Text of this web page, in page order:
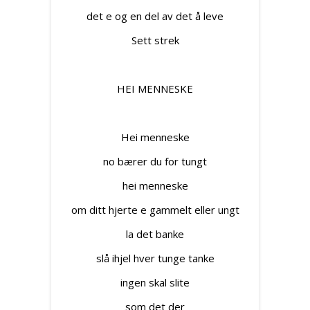
det e og en del av det å leve
Sett strek
HEI MENNESKE
Hei menneske
no bærer du for tungt
hei menneske
om ditt hjerte e gammelt eller ungt
la det banke
slå ihjel hver tunge tanke
ingen skal slite
som det der